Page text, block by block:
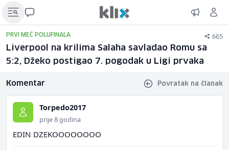
PRVI MEČ POLUFINALA 665
Liverpool na krilima Salaha savladao Romu sa
5:2, Džeko postigao 7. pogodak u Ligi prvaka
Komentar Povratak na članak
Torpedo2017
prije 8 godina
EDIN DZEKOOOOOOOO